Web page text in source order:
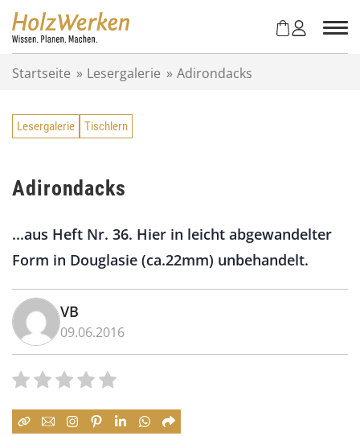
Startseite » Lesergalerie » Adirondacks
Lesergalerie Tischlern
Adirondacks
...aus Heft Nr. 36. Hier in leicht abgewandelter
Form in Douglasie (ca.22mm) unbehandelt.
VB
09.06.2016